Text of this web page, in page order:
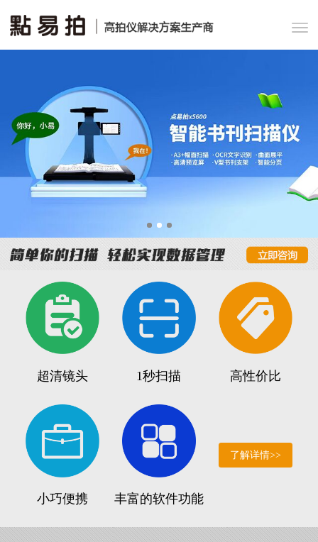
超清镜头 1秒扫描 高性价比
小巧便携 丰富的软件功能
了解详情>>